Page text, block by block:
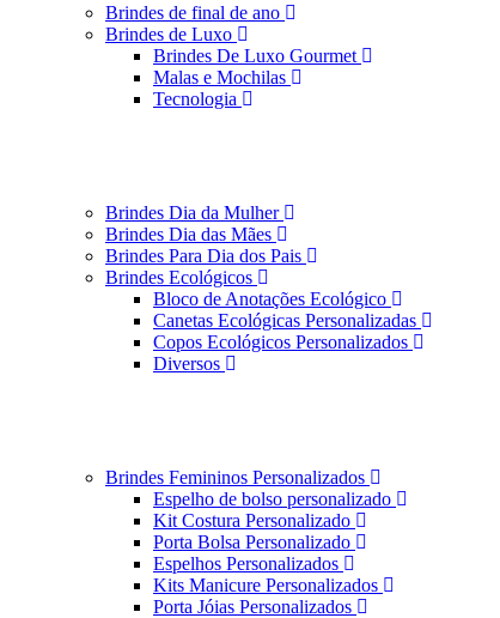
Brindes de final de ano
Brindes de Luxo
Brindes De Luxo Gourmet
Malas e Mochilas
Tecnologia
Brindes Dia da Mulher
Brindes Dia das Mães
Brindes Para Dia dos Pais
Brindes Ecológicos
Bloco de Anotações Ecológico
Canetas Ecológicas Personalizadas
Copos Ecológicos Personalizados
Diversos
Brindes Femininos Personalizados
Espelho de bolso personalizado
Kit Costura Personalizado
Porta Bolsa Personalizado
Espelhos Personalizados
Kits Manicure Personalizados
Porta Jóias Personalizados